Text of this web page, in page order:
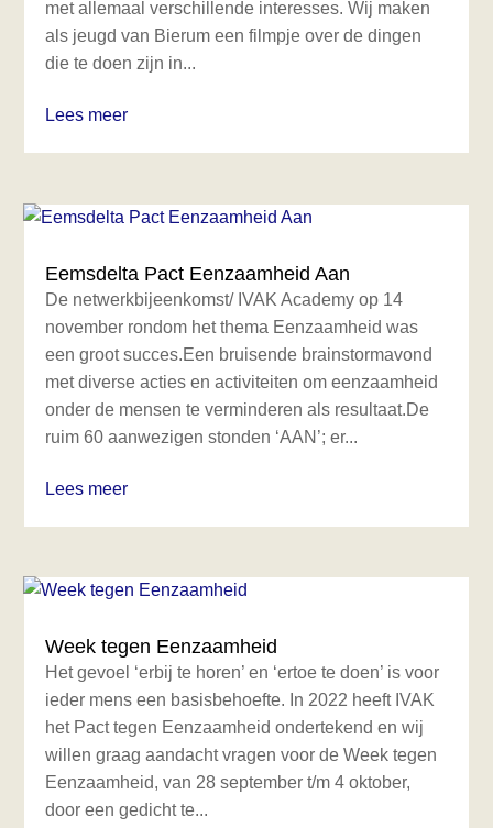
met allemaal verschillende interesses. Wij maken
als jeugd van Bierum een filmpje over de dingen
die te doen zijn in...
Lees meer
Eemsdelta Pact Eenzaamheid Aan
De netwerkbijeenkomst/ IVAK Academy op 14
november rondom het thema Eenzaamheid was
een groot succes.Een bruisende brainstormavond
met diverse acties en activiteiten om eenzaamheid
onder de mensen te verminderen als resultaat.De
ruim 60 aanwezigen stonden ‘AAN’; er...
Lees meer
Week tegen Eenzaamheid
Het gevoel ‘erbij te horen’ en ‘ertoe te doen’ is voor
ieder mens een basisbehoefte. In 2022 heeft IVAK
het Pact tegen Eenzaamheid ondertekend en wij
willen graag aandacht vragen voor de Week tegen
Eenzaamheid, van 28 september t/m 4 oktober,
door een gedicht te...